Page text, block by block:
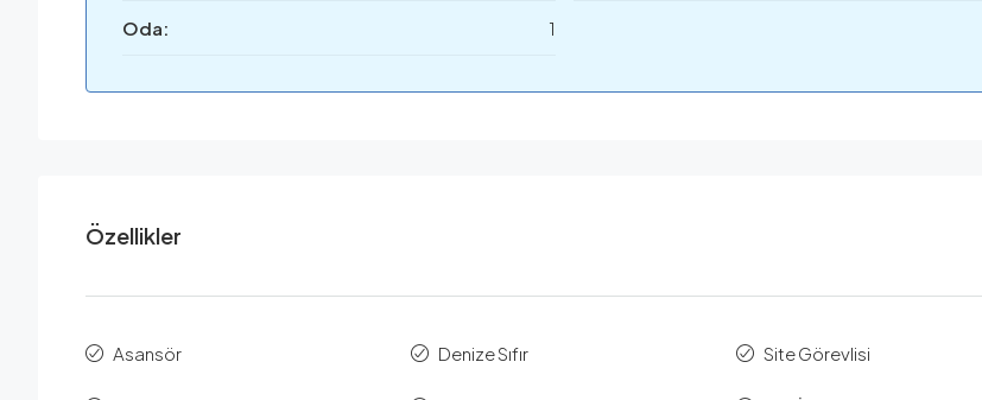
Oda: 1
Özellikler
Asansör Denize Sıfır Site Görevlisi